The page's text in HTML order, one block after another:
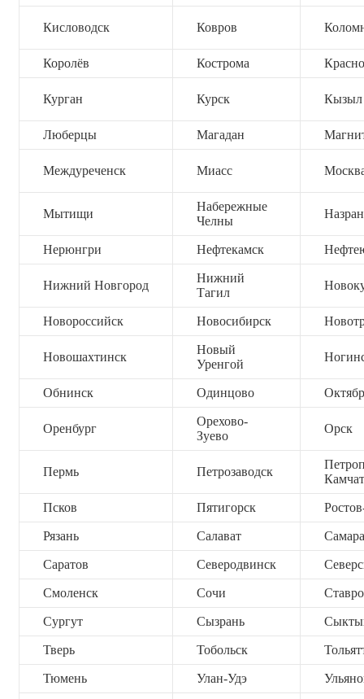
Кисловодск Ковров
Королёв Кострома
Курган Курск Кызыл
Люберцы Магадан
Междуреченск Миасс
Мытищи
Набережные
Челны
Нерюнгри Нефтекамск
Нижний Новгород
Нижний
Тагил
Новороссийск Новосибирск
Новошахтинск
Новый
Уренгой
Обнинск Одинцово
Оренбург
Орехово-
Зуево
Орск
Пермь Петрозаводск
Псков Пятигорск
Рязань Салават Самара
Саратов Северодвинск
Смоленск Сочи
Сургут Сызрань
Тверь Тобольск
Тюмень Улан-Удэ